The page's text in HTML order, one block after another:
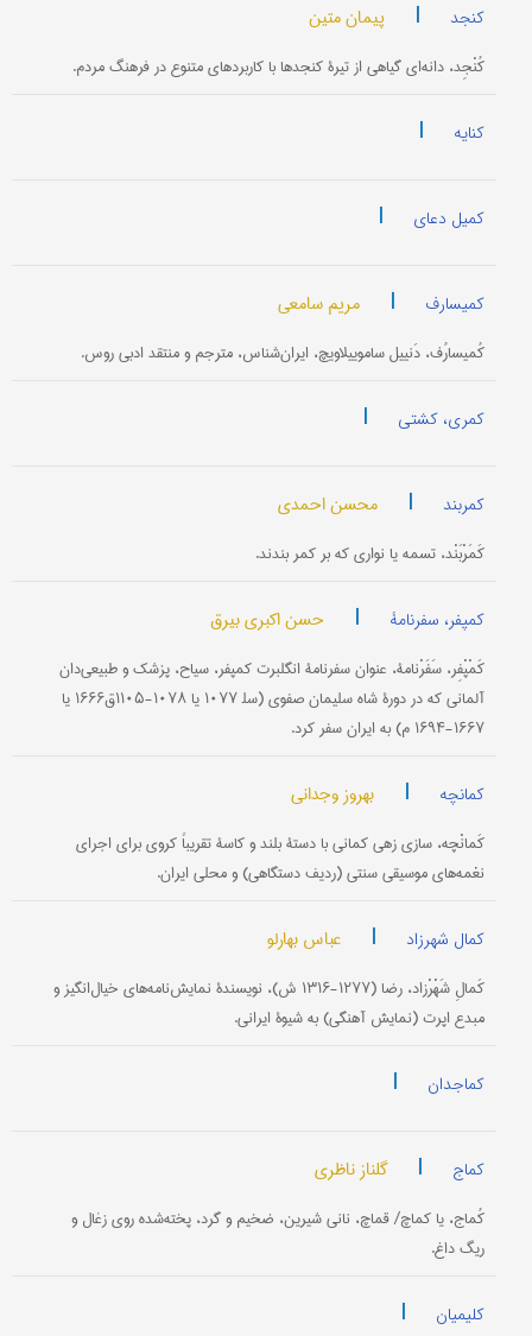
کنجد | پیمان متین
کُنْجِد، دانه‌ای گیاهی از تیرۀ کنجدها با کاربردهای متنوع در فرهنگ مردم.
کنایه |
کمیل دعای |
کمیسارف | مریم سامعی
کُمیسارُف، دَنییل ساموییلاویچ، ایران‌شناس، مترجم و منتقد ادبی روس.
کمری، کشتی |
کمربند | محسن احمدی
کَمَرْبَنْد، تسمه یا نواری که بر کمر بندند.
کمپفر، سفرنامۀ | حسن اکبری بیرق
کَمْپْفِر، سَفَرْنامۀ، عنوان سفرنامۀ انگلبرت کمپفر، سیاح، پزشک و طبیعی‌دان
آلمانی که در دورۀ شاه سلیمان صفوی (سل‍ ۱۰۷۷ یا ۱۰۷۸-۱۱۰۵ق۱۶۶۶ یا
۱۶۶۷-۱۶۹۴ م) به ایران سفر کرد.
کمانچه | بهروز وجدانی
کَمانْچه، سازی زهی کمانی با دستۀ بلند و کاسۀ تقریباً کروی برای اجرای
نغمه‌های موسیقی سنتی (ردیف دستگاهی) و محلی ایران.
کمال شهرزاد | عباس بهارلو
کَمالِ شَهْرْزاد، رضا (۱۲۷۷-۱۳۱۶ ش)، نویسندۀ نمایش‌نامه‌های خیال‌انگیز و
مبدع اپرت (نمایش آهنگی) به شیوۀ ایرانی.
کماجدان |
کماج | گلناز ناظری
کُماج، یا کماچ/ قماچ، نانی شیرین، ضخیم و گرد، پخته‌شده روی زغال و
ریگ داغ.
کلیمیان |